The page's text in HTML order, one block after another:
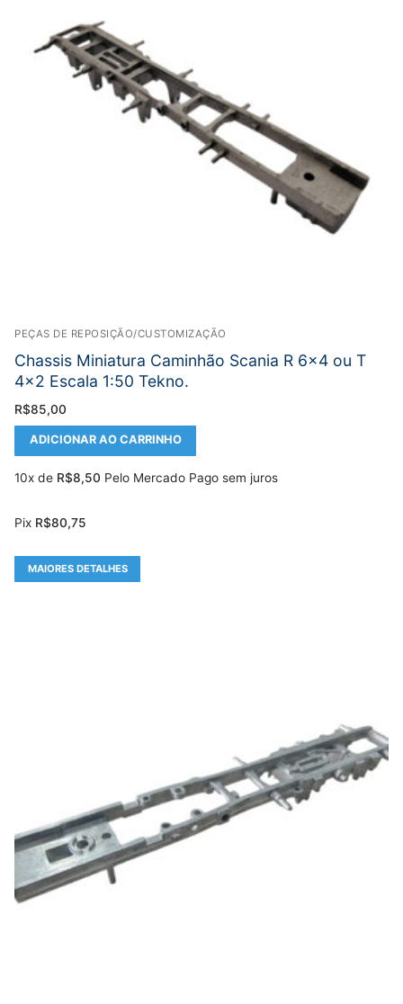
PEÇAS DE REPOSIÇÃO/CUSTOMIZAÇÃO
Chassis Miniatura Caminhão Scania R 6×4 ou T
4×2 Escala 1:50 Tekno.
R$85,00
ADICIONAR AO CARRINHO
10x de R$8,50 Pelo Mercado Pago sem juros
Pix R$80,75
MAIORES DETALHES